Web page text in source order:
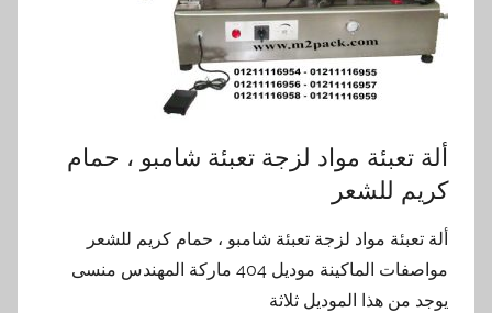
ألة تعبئة مواد لزجة تعبئة شامبو ، حمام
كريم للشعر
ألة تعبئة مواد لزجة تعبئة شامبو ، حمام كريم للشعر
مواصفات الماكينة موديل 404 ماركة المهندس منسى
يوجد من هذا الموديل ثلاثة